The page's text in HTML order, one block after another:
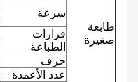
طابعة
صغيرة
سرعة
قرارات
الطباعة
حرف
عدد الأعمدة